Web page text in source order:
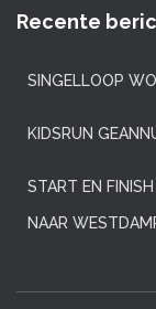
Recente
SINGELLOOP
KIDSRUN
START EN
NAAR